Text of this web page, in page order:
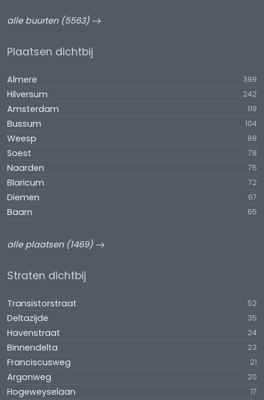
alle buurten (5563)
Plaatsen dichtbij
Almere 399
Hilversum 242
Amsterdam 119
Bussum 104
Weesp 88
Soest 78
Naarden 75
Blaricum 72
Diemen 67
Baarn 65
alle plaatsen (1469)
Straten dichtbij
Transistorstraat 52
Deltazijde 35
Havenstraat 24
Binnendelta 23
Franciscusweg 21
Argonweg 20
Hogeweyselaan 17